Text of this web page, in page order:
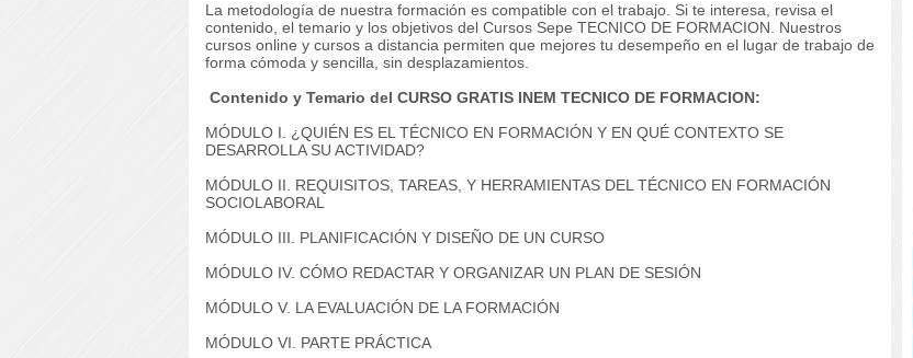
La metodología de nuestra formación es compatible con el trabajo. Si te interesa, revisa el
contenido, el temario y los objetivos del Cursos Sepe TECNICO DE FORMACION. Nuestros
cursos online y cursos a distancia permiten que mejores tu desempeño en el lugar de trabajo de
forma cómoda y sencilla, sin desplazamientos.
Contenido y Temario del CURSO GRATIS INEM TECNICO DE FORMACION:
MÓDULO I. ¿QUIÉN ES EL TÉCNICO EN FORMACIÓN Y EN QUÉ CONTEXTO SE
DESARROLLA SU ACTIVIDAD?
MÓDULO II. REQUISITOS, TAREAS, Y HERRAMIENTAS DEL TÉCNICO EN FORMACIÓN
SOCIOLABORAL
MÓDULO III. PLANIFICACIÓN Y DISEÑO DE UN CURSO
MÓDULO IV. CÓMO REDACTAR Y ORGANIZAR UN PLAN DE SESIÓN
MÓDULO V. LA EVALUACIÓN DE LA FORMACIÓN
MÓDULO VI. PARTE PRÁCTICA